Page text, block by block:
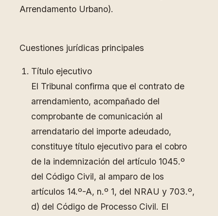
Arrendamento Urbano).
Cuestiones jurídicas principales
Título ejecutivo
El Tribunal confirma que el contrato de
arrendamiento, acompañado del
comprobante de comunicación al
arrendatario del importe adeudado,
constituye título ejecutivo para el cobro
de la indemnización del artículo 1045.º
del Código Civil, al amparo de los
artículos 14.º-A, n.º 1, del NRAU y 703.º,
d) del Código de Processo Civil. El